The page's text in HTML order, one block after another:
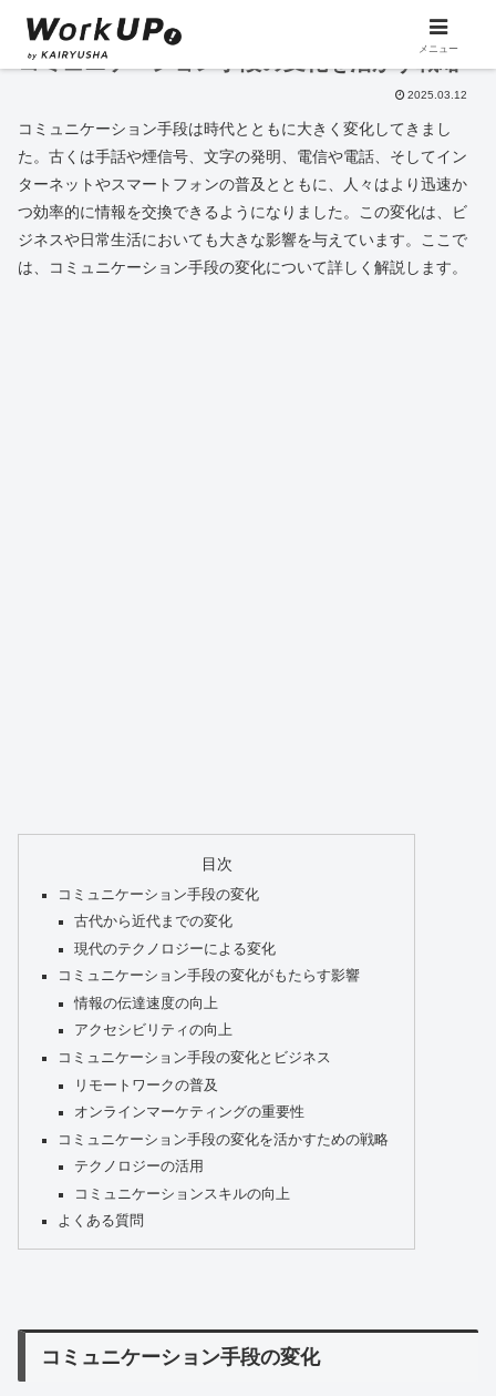
コミュニケーション手段の変化を活かす戦略
2025.03.12
コミュニケーション手段は時代とともに大きく変化してきまし
た。古くは手話や煙信号、文字の発明、電信や電話、そしてイン
ターネットやスマートフォンの普及とともに、人々はより迅速か
つ効率的に情報を交換できるようになりました。この変化は、ビ
ジネスや日常生活においても大きな影響を与えています。ここで
は、コミュニケーション手段の変化について詳しく解説します。
目次
コミュニケーション手段の変化
古代から近代までの変化
現代のテクノロジーによる変化
コミュニケーション手段の変化がもたらす影響
情報の伝達速度の向上
アクセシビリティの向上
コミュニケーション手段の変化とビジネス
リモートワークの普及
オンラインマーケティングの重要性
コミュニケーション手段の変化を活かすための戦略
テクノロジーの活用
コミュニケーションスキルの向上
よくある質問
コミュニケーション手段の変化
メニュー